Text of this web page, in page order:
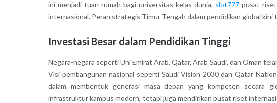
ini menjadi tuan rumah bagi universitas kelas dunia, slot777 pusat riset
internasional. Peran strategis Timur Tengah dalam pendidikan global kini
Investasi Besar dalam Pendidikan Tinggi
Negara-negara seperti Uni Emirat Arab, Qatar, Arab Saudi, dan Oman
Visi pembangunan nasional seperti Saudi Vision 2030 dan Qatar
dalam membentuk generasi masa depan yang kompeten secara
infrastruktur kampus modern, tetapi juga mendirikan pusat riset